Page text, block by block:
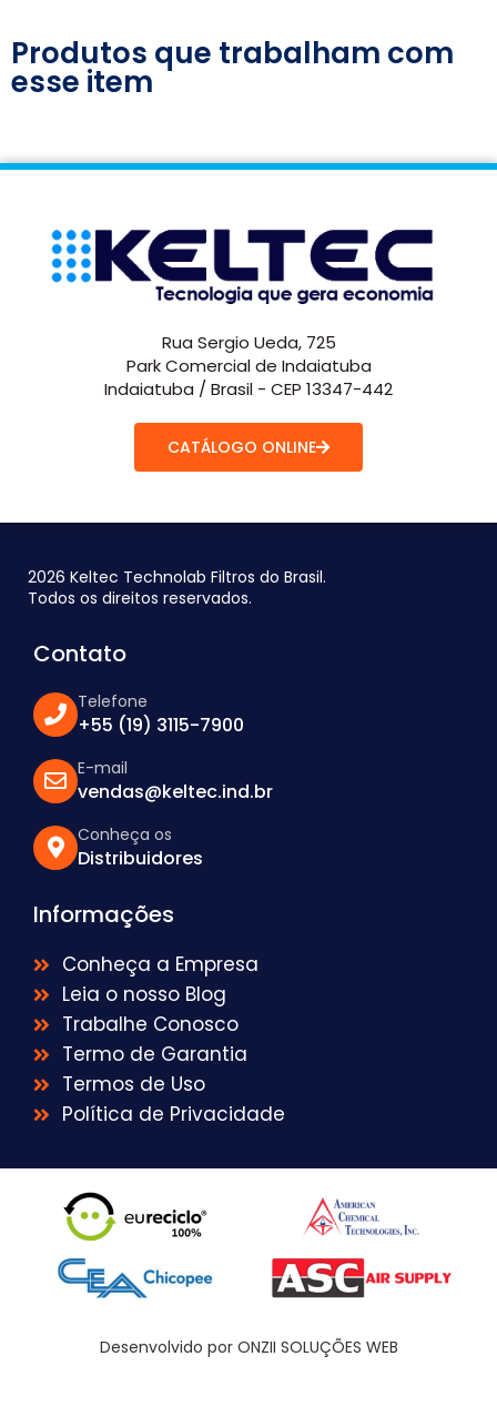
Produtos que trabalham com
esse item
Rua Sergio Ueda, 725
Park Comercial de Indaiatuba
Indaiatuba / Brasil - CEP 13347-442
CATÁLOGO ONLINE
2026 Keltec Technolab Filtros do Brasil.
Todos os direitos reservados.
Contato
Telefone
+55 (19) 3115-7900
E-mail
vendas@keltec.ind.br
Conheça os
Distribuidores
Informações
Conheça a Empresa
Leia o nosso Blog
Trabalhe Conosco
Termo de Garantia
Termos de Uso
Política de Privacidade
Desenvolvido por ONZII SOLUÇÕES WEB